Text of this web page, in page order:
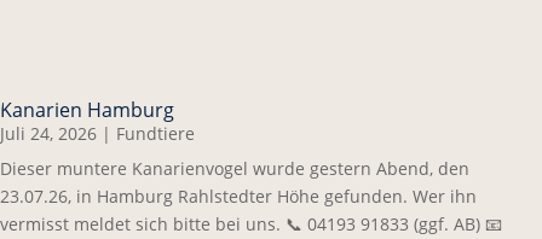
Kanarien Hamburg
Juli 24, 2026 | Fundtiere
Dieser muntere Kanarienvogel wurde gestern Abend, den
23.07.26, in Hamburg Rahlstedter Höhe gefunden. Wer ihn
vermisst meldet sich bitte bei uns. 📞 04193 91833 (ggf. AB) 📧